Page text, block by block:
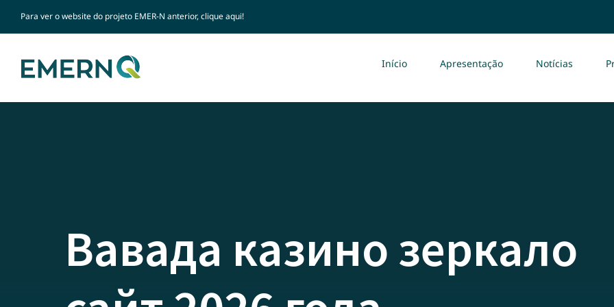
Skip
to
content
Para ver o website do projeto EMER-N anterior, cliqueaqui!
Início Apresentação Notícias
Вавада казино зеркало